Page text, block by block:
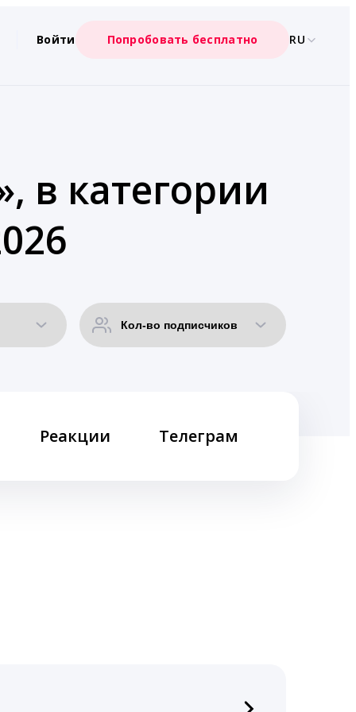
Войти Попробовать бесплатно RU
в категории
Реакции Телеграм